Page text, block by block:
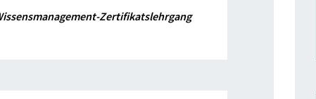
Zertifikatslehrgang